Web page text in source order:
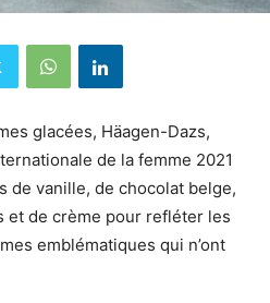
glacées, Häagen-Dazs,
de la femme 2021
de vanille, de chocolat belge,
et de crème pour refléter les
emblématiques qui n’ont